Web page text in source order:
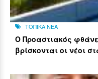
ΤΟΠΙΚΑ ΝΕΑ
Ο Προαστιακός
βρίσκονται οι νέοι